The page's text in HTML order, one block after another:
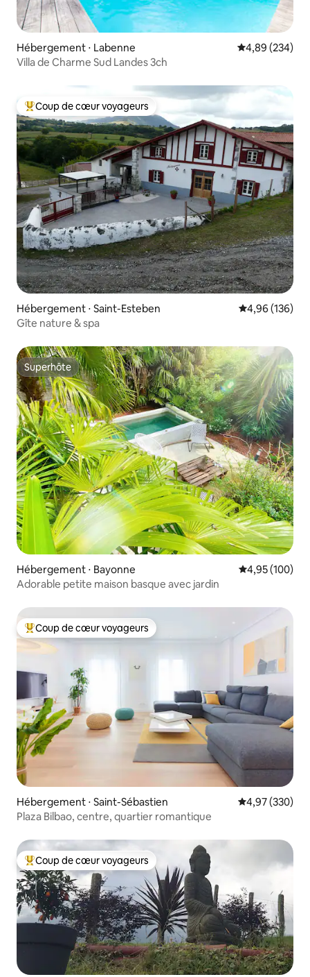
Hébergement ⋅ Labenne Évaluation
4,89 (234)
Villa de Charme Sud Landes 3ch
Coups de cœur voyageurs les plus appréciés
Coup de cœur voyageurs
Hébergement ⋅ Saint-Esteben Évaluation
4,96 (136)
Gîte nature & spa
Superhôte
Superhôte
Hébergement ⋅ Bayonne Évaluation
4,95 (100)
Adorable petite maison basque avec jardin
Coups de cœur voyageurs les plus appréciés
Coup de cœur voyageurs
Hébergement ⋅ Saint-Sébastien Évaluation
4,97 (330)
Plaza Bilbao, centre, quartier romantique
Coups de cœur voyageurs les plus appréciés
Coup de cœur voyageurs